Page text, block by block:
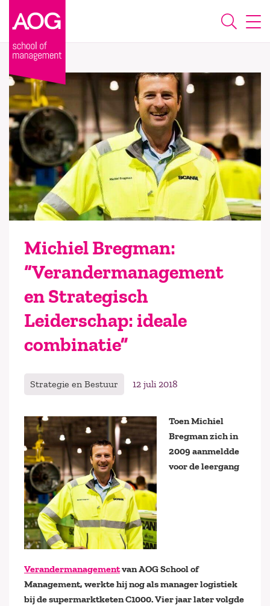
Michiel Bregman:
“Verandermanagement
en Strategisch
Leiderschap: ideale
combinatie”
Strategie en Bestuur 12 juli 2018
Toen Michiel
Bregman zich in
2009 aanmeldde
voor de leergang
Verandermanagementvan AOG School of
Management, werkte hij nog als manager logistiek
bij de supermarktketen C1000. Vier jaar later volgde